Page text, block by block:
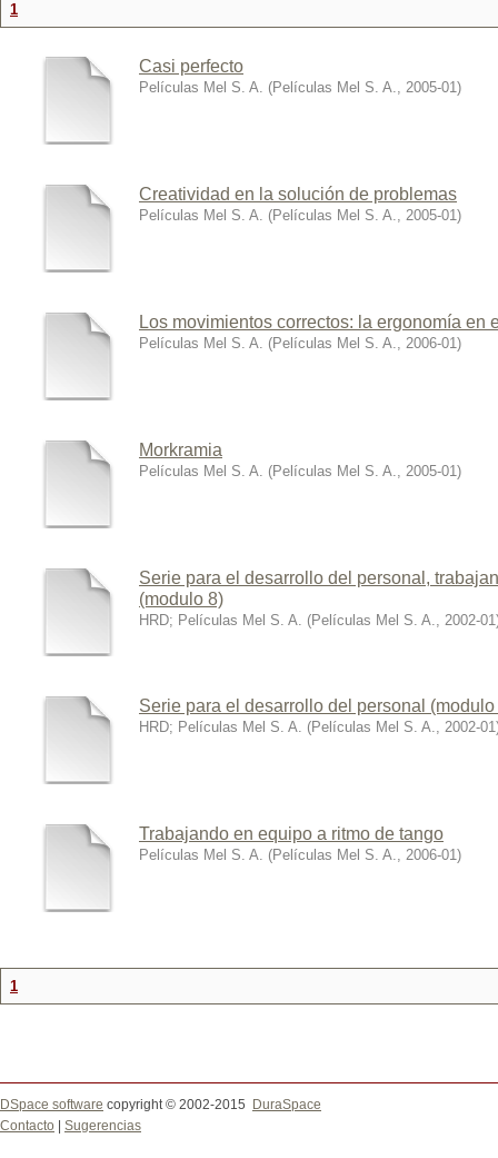
1
Casi perfecto
Películas Mel S. A. (Películas Mel S. A., 2005-01)
Creatividad en la solución de problemas
Películas Mel S. A. (Películas Mel S. A., 2005-01)
Los movimientos correctos: la ergonomía en
Películas Mel S. A. (Películas Mel S. A., 2006-01)
Morkramia
Películas Mel S. A. (Películas Mel S. A., 2005-01)
Serie para el desarrollo del personal,
(modulo 8)
HRD; Películas Mel S. A. (Películas Mel S. A., 2002-01
Serie para el desarrollo del personal (modulo
HRD; Películas Mel S. A. (Películas Mel S. A., 2002-01
Trabajando en equipo a ritmo de tango
Películas Mel S. A. (Películas Mel S. A., 2006-01)
1
DSpace software copyright © 2002-2015
DuraSpace
Contacto
Sugerencias